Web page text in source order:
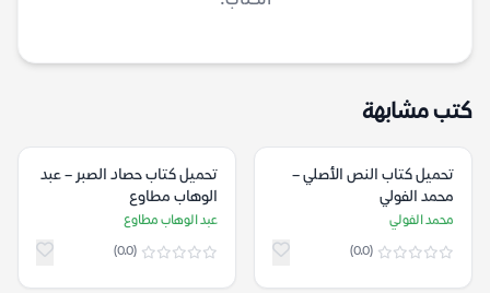
كتب مشابهة
تحميل كتاب النص الأصلي –
محمد الفولي
محمد الفولي
(0.0)
تحميل كتاب حصاد الصبر – عبد
الوهاب مطاوع
عبد الوهاب مطاوع
(0.0)